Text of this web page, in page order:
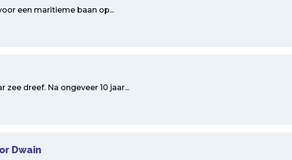
een maritieme baan op...
dreef. Na ongeveer 10 jaar...
Dwain